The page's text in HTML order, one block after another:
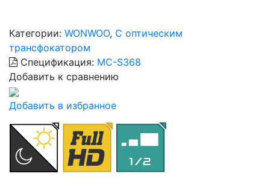
Категории: WONWOO, С оптическим
трансфокатором
Спецификация: MC-S368
Добавить к сравнению
Добавить в избранное